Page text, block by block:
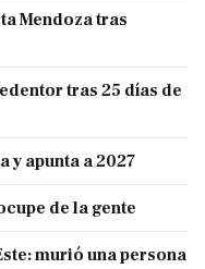
Mendoza tras
tras 25 días de
y apunta a 2027
de la gente
murió una persona